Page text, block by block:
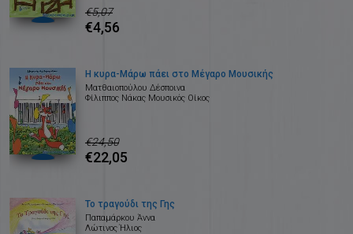
€5,07
€4,56
Η κυρα-Μάρω πάει στο Μέγαρο Μουσικής
Ματθαιοπούλου Δέσποινα
Φίλιππος Νάκας Μουσικός Οίκος
€24,50
€22,05
Το τραγούδι της Γης
Παπαμάρκου Άννα
Λώτινος Ήλιος